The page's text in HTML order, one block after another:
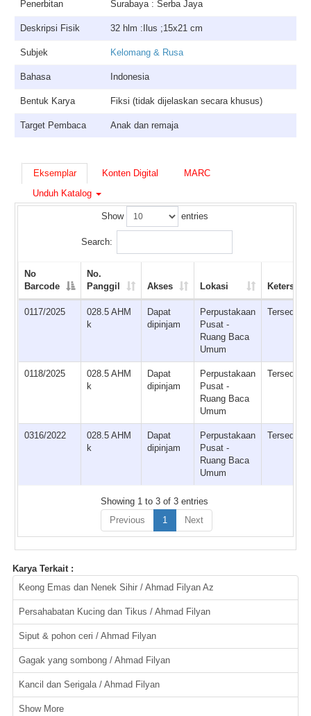
Penerbitan Surabaya : Serba Jaya
Deskripsi Fisik 32 hlm :Ilus ;15x21 cm
Subjek Kelomang & Rusa
Bahasa Indonesia
Bentuk Karya Fiksi (tidak dijelaskan secara khusus)
Target Pembaca Anak dan remaja
Eksemplar Konten Digital
MARC
Unduh Katalog
Show entries
Search:
No
Barcode
No.
Panggil
Akses Lokasi
0117/2025
028.5 AHM
k
Dapat
dipinjam
Perpustakaan
Pusat -
Ruang Baca
Umum
Tersedia
0118/2025
028.5 AHM
k
Dapat
dipinjam
Perpustakaan
Pusat -
Ruang Baca
Umum
Tersedia
0316/2022
028.5 AHM
k
Dapat
dipinjam
Perpustakaan
Pusat -
Ruang Baca
Umum
Tersedia
Showing 1 to 3 of 3 entries
Previous
1 Next
Karya Terkait :
Keong Emas dan Nenek Sihir / Ahmad Filyan Az
Persahabatan Kucing dan Tikus / Ahmad Filyan
Siput & pohon ceri / Ahmad Filyan
Gagak yang sombong / Ahmad Filyan
Kancil dan Serigala / Ahmad Filyan
Show More